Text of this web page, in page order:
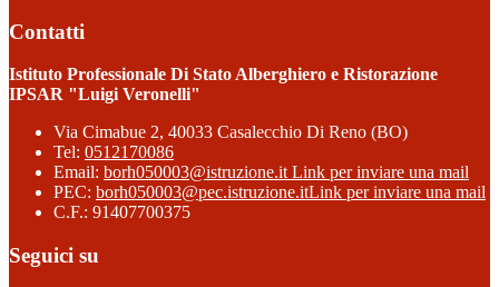
Contatti
Istituto Professionale Di Stato Alberghiero e Ristorazione
IPSAR "Luigi Veronelli"
Via Cimabue 2, 40033 Casalecchio Di Reno (BO)
Tel: 0512170086
Email: borh050003@istruzione.itLink per inviare una mail
PEC: borh050003@pec.istruzione.itLink per inviare una mail
C.F.: 91407700375
Seguici su